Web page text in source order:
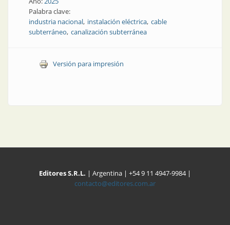
Palabra clave:
industria nacional instalación eléctrica cable
subterráneo canalización subterránea
Versión para impresión
Editores S.R.L. | Argentina | +54 9 11 4947-9984 |
contacto@editores.com.ar